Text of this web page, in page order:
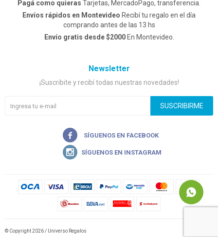
Pagá como quieras Tarjetas, MercadoPago, transferencia.
Envíos rápidos en Montevideo Recibí tu regalo en el día
comprando antes de las 13 hs
Envío gratis desde $2000En Montevideo.
Newsletter
¡Suscribite y recibí todas nuestras novedades!
SUSCRIBIRME


© Copyright 2026 / Universo Regalos